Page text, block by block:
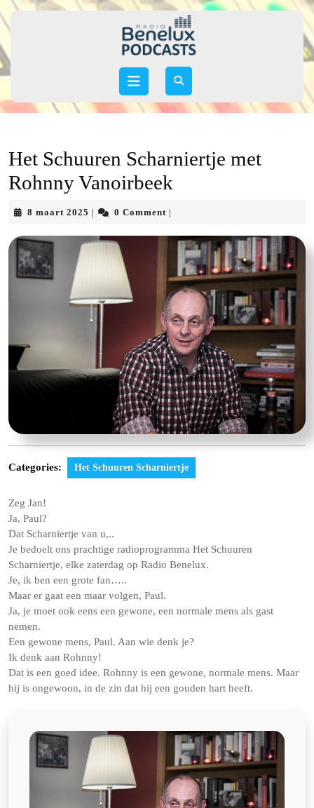
Skip
to
Open
Het Schuuren Scharniertje met
Rohnny Vanoirbeek
8 maart 2025 8
2025
0 Comment
Categories: Het Schuuren Scharniertje
Zeg Jan!
Ja, Paul?
Dat Scharniertje van u,..
Je bedoelt ons prachtige radioprogramma Het Schuuren
Scharniertje, elke zaterdag op Radio Benelux.
Je, ik ben een grote fan…..
Maar er gaat een maar volgen, Paul.
Ja, je moet ook eens een gewone, een normale mens als gast
nemen.
Een gewone mens, Paul. Aan wie denk je?
Ik denk aan Rohnny!
Dat is een goed idee. Rohnny is een gewone, normale mens. Maar
hij is ongewoon, in de zin dat hij een gouden hart heeft.